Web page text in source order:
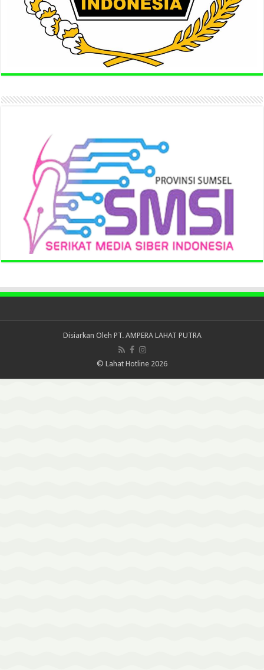
Disiarkan Oleh PT. AMPERA LAHAT PUTRA
© Lahat Hotline 2026